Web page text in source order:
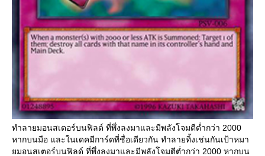
ทำลายมอนสเตอร์บนฟิลด์ ที่พึ่งลงมาและมีพลังโจมตีต่ำกว่า 2000
หากบนมือ และในเดคมีการ์ดที่ชื่อเดียวกัน ทำลายทิ้งเช่นกันเป้าหมา
มอนสเตอร์บนฟิลด์ ที่พึ่งลงมาและมีพลังโจมตีต่ำกว่า 2000 หากบน